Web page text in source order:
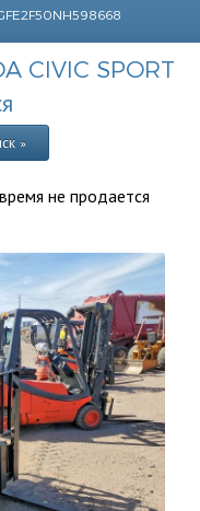
CIVIC SPORT
»
не продается